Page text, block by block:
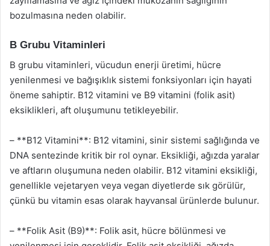
bozulmasına neden olabilir.
B Grubu Vitaminleri
B grubu vitaminleri, vücudun enerji üretimi, hücre
yenilenmesi ve bağışıklık sistemi fonksiyonları için hayati
öneme sahiptir. B12 vitamini ve B9 vitamini (folik asit)
eksiklikleri, aft oluşumunu tetikleyebilir.
– **B12 Vitamini**: B12 vitamini, sinir sistemi sağlığında ve
DNA sentezinde kritik bir rol oynar. Eksikliği, ağızda yaralar
ve aftların oluşumuna neden olabilir. B12 vitamini eksikliği,
genellikle vejetaryen veya vegan diyetlerde sık görülür,
çünkü bu vitamin esas olarak hayvansal ürünlerde bulunur.
– **Folik Asit (B9)**: Folik asit, hücre bölünmesi ve